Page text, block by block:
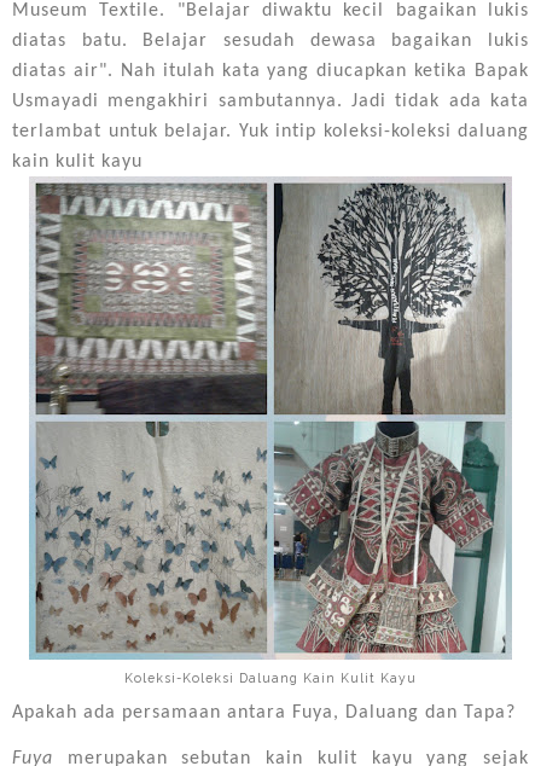
Museum Textile. "Belajar diwaktu kecil bagaikan lukis
diatas batu. Belajar sesudah dewasa bagaikan lukis
diatas air". Nah itulah kata yang diucapkan ketika Bapak
Usmayadi mengakhiri sambutannya. Jadi tidak ada kata
terlambat untuk belajar. Yuk intip koleksi-koleksi daluang
kain kulit kayu
Koleksi-Koleksi Daluang Kain Kulit Kayu
Apakah ada persamaan antara Fuya, Daluang dan Tapa?
Fuya merupakan sebutan kain kulit kayu yang sejak